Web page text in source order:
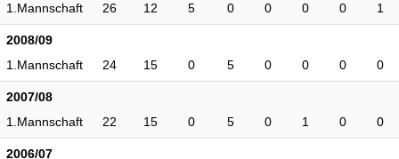
1.Mannschaft
26 12 5 0 0 0 0 1
2008/09
1.Mannschaft
24 15 0 5 0 0 0 0
2007/08
1.Mannschaft
22 15 0 5 0 1 0 0
2006/07